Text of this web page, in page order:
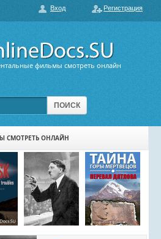
фильмы смотреть онлайн
ПОИСК
Вход Регистрация
СМОТРЕТЬ ОНЛАЙН